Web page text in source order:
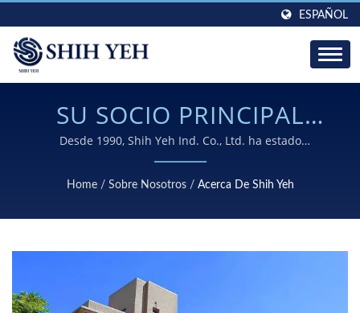
ESPAÑOL
SU SOCIO PRINCIPAL
PARA LA FABRICACIÓN
DE PIEZAS DE
ESTAMPADO DE
PRECISIÓN
Desde 1990, Shih Yeh Ind. Co., Ltd. ha estado
entregando piezas de estampado de metal
personalizadas y componentes metálicos de precisión a
médico, de defensa e industrial, con completas
Home / Sobre Nosotros / Acerca De Shih Yeh